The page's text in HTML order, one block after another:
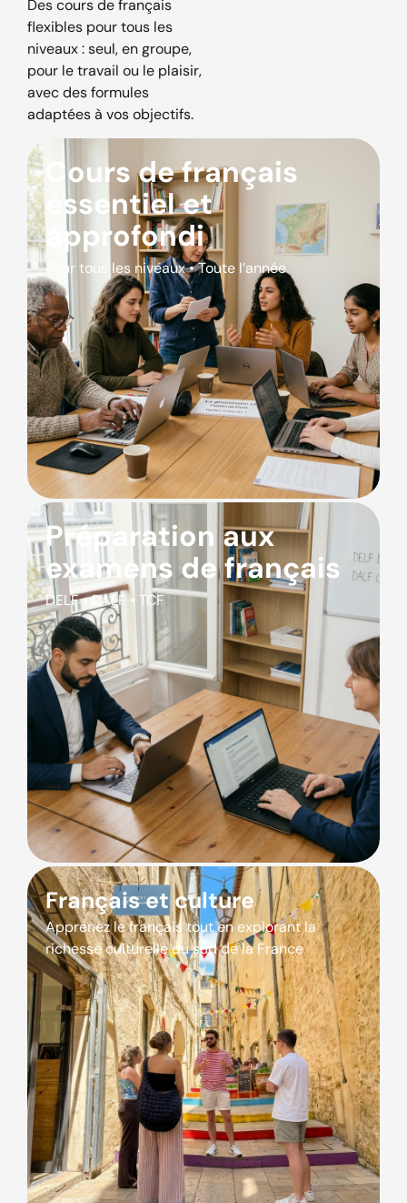
Des cours de français
flexibles pour tous les
niveaux : seul, en groupe,
pour le travail ou le plaisir,
avec des formules
adaptées à vos objectifs.
Cours de français
essentiel et
approfondi
Pour tous les niveaux • Toute l’année
Préparation aux
examens de français
DELF • DALF • TCF
Français et culture
Apprenez le français tout en explorant la
richesse culturelle du sud de la France